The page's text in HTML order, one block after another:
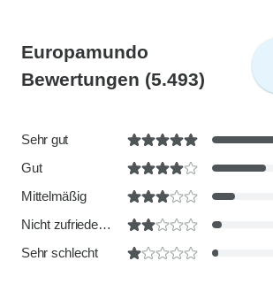
Europamundo
Bewertungen (5.493)
Sehr gut
Gut
Mittelmäßig
Nicht zufriedenstellend
Sehr schlecht